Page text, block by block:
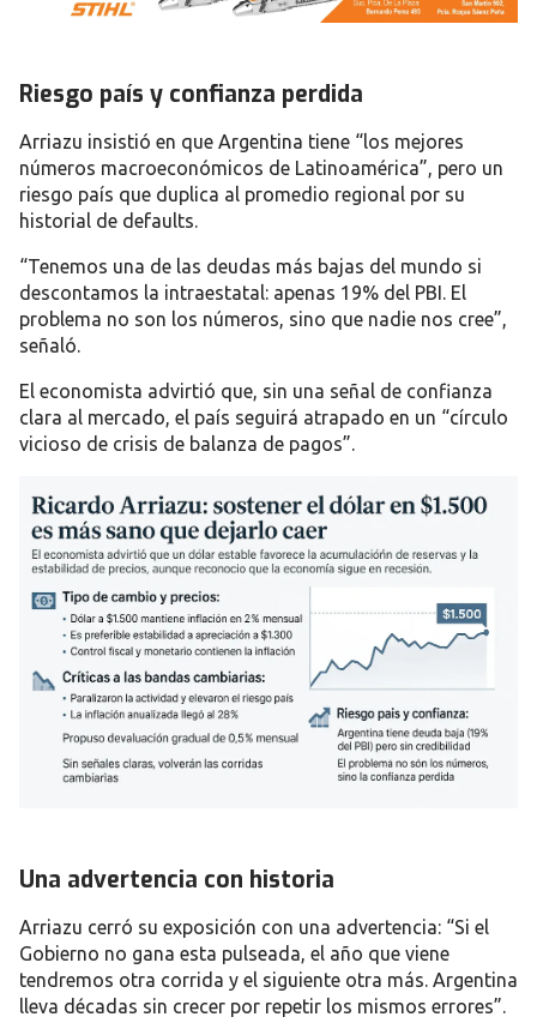
Riesgo país y confianza perdida
Arriazu insistió en que Argentina tiene “los mejores
números macroeconómicos de Latinoamérica” , pero un
riesgo país que duplica al promedio regional por su
historial de defaults.
“Tenemos una de las deudas más bajas del mundo si
descontamos la intraestatal: apenas 19% del PBI. El
problema no son los números, sino que nadie nos cree”,
señaló.
El economista advirtió que, sin una señal de confianza
clara al mercado, el país seguirá atrapado en un “círculo
vicioso de crisis de balanza de pagos”.
Una advertencia con historia
Arriazu cerró su exposición con una advertencia: “Si el
Gobierno no gana esta pulseada, el año que viene
tendremos otra corrida y el siguiente otra más. Argentina
lleva décadas sin crecer por repetir los mismos errores”.